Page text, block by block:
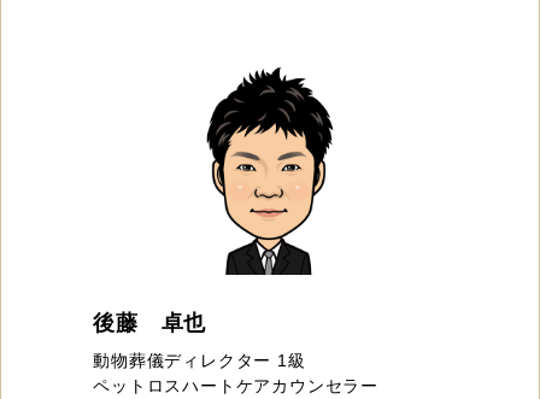
後藤 卓也
動物葬儀ディレクター 1級
ペットロスハートケアカウンセラー